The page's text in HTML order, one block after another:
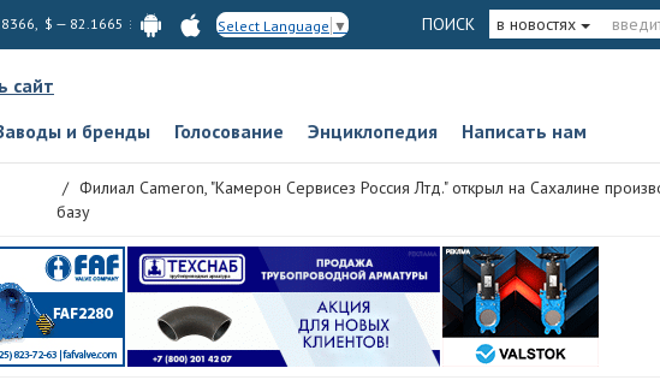
$ — 82.1665 Select Language ▼ ПОИСК в новостях
сайт
и бренды Голосование Энциклопедия Написать нам
Филиал Cameron, "Камерон Сервисез Россия Лтд." открыл на Сахалине
базу